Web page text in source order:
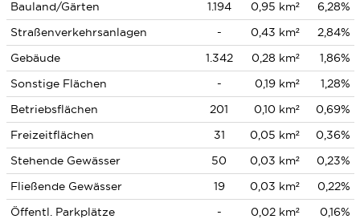
Bauland/Gärten 1.194 0,95 km²
6,28%
Straßenverkehrsanlagen
- 0,43 km²
2,84%
Gebäude
1.342 0,28 km²
1,86%
Sonstige Flächen
- 0,19 km²
1,28%
Betriebsflächen
201 0,10 km²
0,69%
Freizeitflächen
31 0,05 km²
0,36%
Stehende Gewässer
50 0,03 km²
0,23%
Fließende Gewässer
19 0,03 km²
0,22%
Öffentl. Parkplätze
- 0,02 km²
0,16%